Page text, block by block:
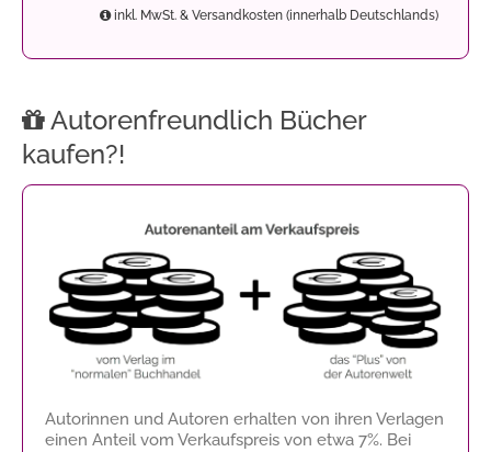
inkl. MwSt. & Versandkosten (innerhalb Deutschlands)
Autorenfreundlich Bücher
kaufen?!
Autorinnen und Autoren erhalten von ihren Verlagen
einen Anteil vom Verkaufspreis von etwa 7%. Bei